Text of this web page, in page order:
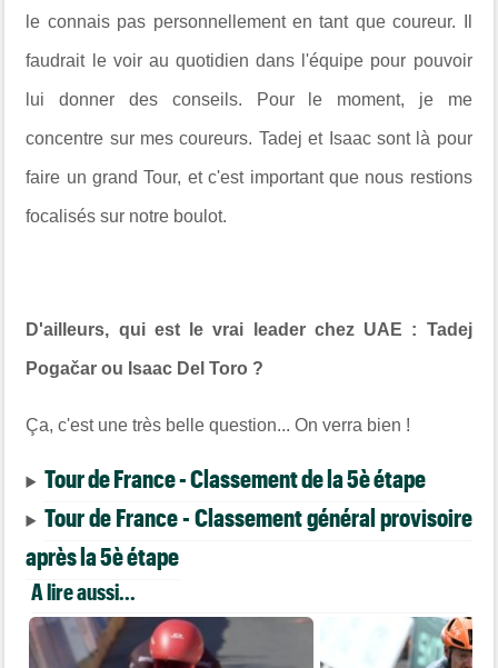
le connais pas personnellement en tant que coureur. Il
faudrait le voir au quotidien dans l'équipe pour pouvoir
lui donner des conseils. Pour le moment, je me
concentre sur mes coureurs. Tadej et Isaac sont là pour
faire un grand Tour, et c'est important que nous restions
focalisés sur notre boulot.
D'ailleurs, qui est le vrai leader chez UAE : Tadej
Pogačar ou Isaac Del Toro ?
Ça, c'est une très belle question... On verra bien !
Tour de France - Classement de la 5è étape
Tour de France - Classement général provisoire
après la 5è étape
A lire aussi...